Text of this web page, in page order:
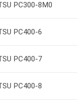
PC300-8M0
PC400-6
PC400-7
PC400-8